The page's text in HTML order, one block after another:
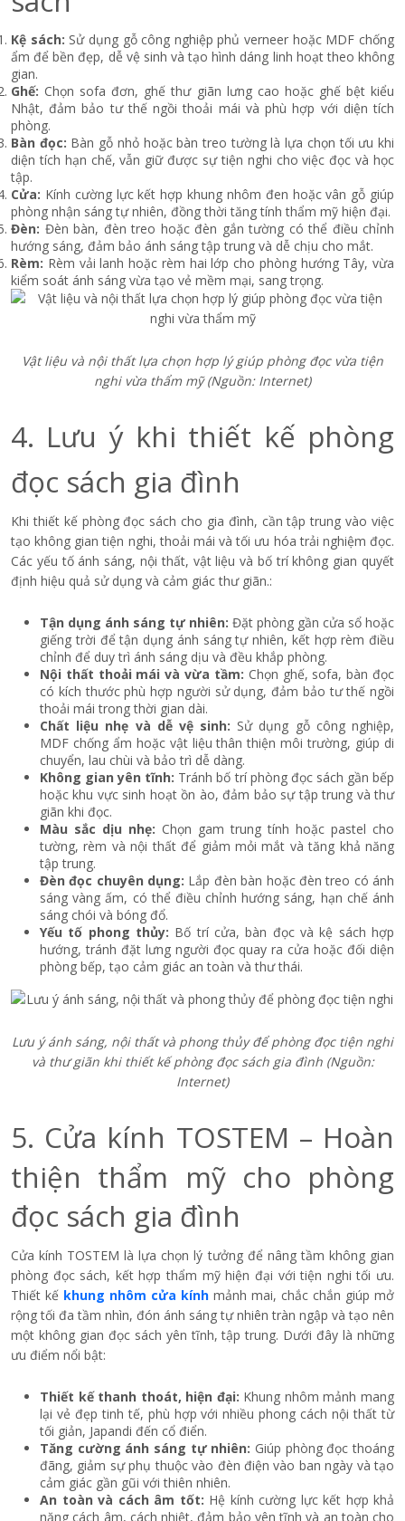
Kệ sách: Sử dụng gỗ công nghiệp phủ verneer hoặc MDF chống
ẩm để bền đẹp, dễ vệ sinh và tạo hình dáng linh hoạt theo không
gian.
Ghế: Chọn sofa đơn, ghế thư giãn lưng cao hoặc ghế bệt kiểu
Nhật, đảm bảo tư thế ngồi thoải mái và phù hợp với diện tích
phòng.
Bàn đọc: Bàn gỗ nhỏ hoặc bàn treo tường là lựa chọn tối ưu khi
diện tích hạn chế, vẫn giữ được sự tiện nghi cho việc đọc và học
tập.
Cửa: Kính cường lực kết hợp khung nhôm đen hoặc vân gỗ giúp
phòng nhận sáng tự nhiên, đồng thời tăng tính thẩm mỹ hiện đại.
Đèn: Đèn bàn, đèn treo hoặc đèn gắn tường có thể điều chỉnh
hướng sáng, đảm bảo ánh sáng tập trung và dễ chịu cho mắt.
Rèm: Rèm vải lanh hoặc rèm hai lớp cho phòng hướng Tây, vừa
kiểm soát ánh sáng vừa tạo vẻ mềm mại, sang trọng.
Vật liệu và nội thất lựa chọn hợp lý giúp phòng đọc vừa tiện
nghi vừa thẩm mỹ(Nguồn: Internet)
4. Lưu ý khi thiết kế phòng
đọc sách gia đình
Khi thiết kế phòng đọc sách cho gia đình, cần tập trung vào việc
tạo không gian tiện nghi, thoải mái và tối ưu hóa trải nghiệm đọc.
Các yếu tố ánh sáng, nội thất, vật liệu và bố trí không gian quyết
định hiệu quả sử dụng và cảm giác thư giãn.:
Tận dụng ánh sáng tự nhiên: Đặt phòng gần cửa sổ hoặc
giếng trời để tận dụng ánh sáng tự nhiên, kết hợp rèm điều
chỉnh để duy trì ánh sáng dịu và đều khắp phòng.
Nội thất thoải mái và vừa tầm: Chọn ghế, sofa, bàn đọc
có kích thước phù hợp người sử dụng, đảm bảo tư thế ngồi
thoải mái trong thời gian dài.
Chất liệu nhẹ và dễ vệ sinh: Sử dụng gỗ công nghiệp,
MDF chống ẩm hoặc vật liệu thân thiện môi trường, giúp di
chuyển, lau chùi và bảo trì dễ dàng.
Không gian yên tĩnh: Tránh bố trí phòng đọc sách gần bếp
hoặc khu vực sinh hoạt ồn ào, đảm bảo sự tập trung và thư
giãn khi đọc.
Màu sắc dịu nhẹ: Chọn gam trung tính hoặc pastel cho
tường, rèm và nội thất để giảm mỏi mắt và tăng khả năng
tập trung.
Đèn đọc chuyên dụng: Lắp đèn bàn hoặc đèn treo có ánh
sáng vàng ấm, có thể điều chỉnh hướng sáng, hạn chế ánh
sáng chói và bóng đổ.
Yếu tố phong thủy: Bố trí cửa, bàn đọc và kệ sách hợp
hướng, tránh đặt lưng người đọc quay ra cửa hoặc đối diện
phòng bếp, tạo cảm giác an toàn và thư thái.
Lưu ý ánh sáng, nội thất và phong thủy để phòng đọc tiện nghi
và thư giãn khi thiết kế phòng đọc sách gia đình(Nguồn:
Internet)
5. Cửa kính TOSTEM – Hoàn
thiện thẩm mỹ cho phòng
đọc sách gia đình
Cửa kính TOSTEM là lựa chọn lý tưởng để nâng tầm không gian
phòng đọc sách, kết hợp thẩm mỹ hiện đại với tiện nghi tối ưu.
Thiết kế khung nhôm cửa kính mảnh mai, chắc chắn giúp mở
rộng tối đa tầm nhìn, đón ánh sáng tự nhiên tràn ngập và tạo nên
một không gian đọc sách yên tĩnh, tập trung. Dưới đây là những
ưu điểm nổi bật:
Thiết kế thanh thoát, hiện đại: Khung nhôm mảnh mang
lại vẻ đẹp tinh tế, phù hợp với nhiều phong cách nội thất từ
tối giản, Japandi đến cổ điển.
Tăng cường ánh sáng tự nhiên: Giúp phòng đọc thoáng
đãng, giảm sự phụ thuộc vào đèn điện vào ban ngày và tạo
cảm giác gần gũi với thiên nhiên.
An toàn và cách âm tốt: Hệ kính cường lực kết hợp khả
năng cách âm, cách nhiệt, đảm bảo yên tĩnh và an toàn cho